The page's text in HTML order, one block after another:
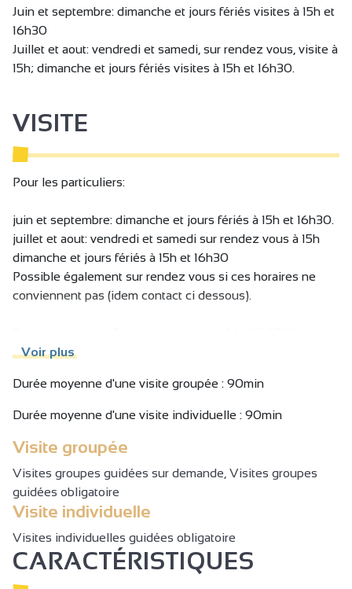
Juin et septembre: dimanche et jours fériés visites à 15h et
16h30
Juillet et aout: vendredi et samedi, sur rendez vous, visite à
15h; dimanche et jours fériés visites à 15h et 16h30.
VISITE
Pour les particuliers:
juin et septembre: dimanche et jours fériés à 15h et 16h30.
juillet et aout: vendredi et samedi sur rendez vous à 15h
dimanche et jours fériés à 15h et 16h30
Possible également sur rendez vous si ces horaires ne
conviennent pas (idem contact ci dessous).
yves.pezilla@wanadoo.fr
Se présenter à l'accueil 1/4 d'heure avant les heures de
visites.
Voir plus
Durée moyenne d'une visite groupée : 90min
Durée moyenne d'une visite individuelle : 90min
Visite groupée
Visites groupes guidées sur demande, Visites groupes
guidées obligatoire
Visite individuelle
Visites individuelles guidées obligatoire
CARACTÉRISTIQUES